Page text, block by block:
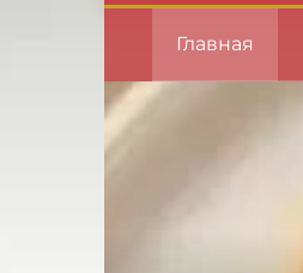
Главная